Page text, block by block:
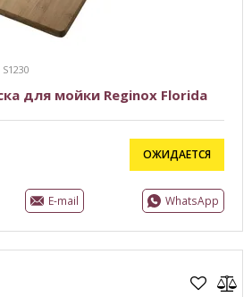
для мойки Reginox Florida
ОЖИДАЕТСЯ
E-mail WhatsApp